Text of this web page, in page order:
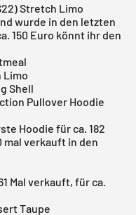
Stretch Limo
wurde in den letzten
150 Euro könnt ihr den
Limo
Shell
Pullover Hoodie
Hoodie für ca. 182
mal verkauft in den
Mal verkauft, für ca.
Taupe